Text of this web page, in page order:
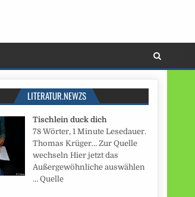
LITERATUR.NEWZS
Tischlein duck dich
78 Wörter, 1 Minute Lesedauer.
Thomas Krüger… Zur Quelle
wechseln Hier jetzt das
Außergewöhnliche auswählen
… Quelle